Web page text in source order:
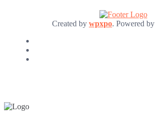
Created by wpxpo. Powered by